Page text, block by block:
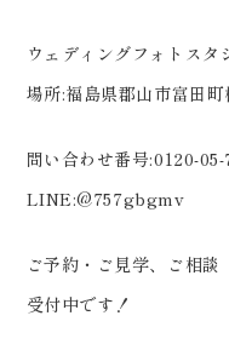
ウェディングフォトスタ
場所:福島県郡山市富田町
問い合わせ番号:0120-05-
LINE:@757gbgmv
ご予約・ご見学、ご相談
受付中です！